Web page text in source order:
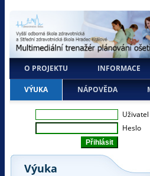
O PROJEKTU INFORMACE
VÝUKA NÁPOVĚDA
Uživatel
Heslo
Výuka